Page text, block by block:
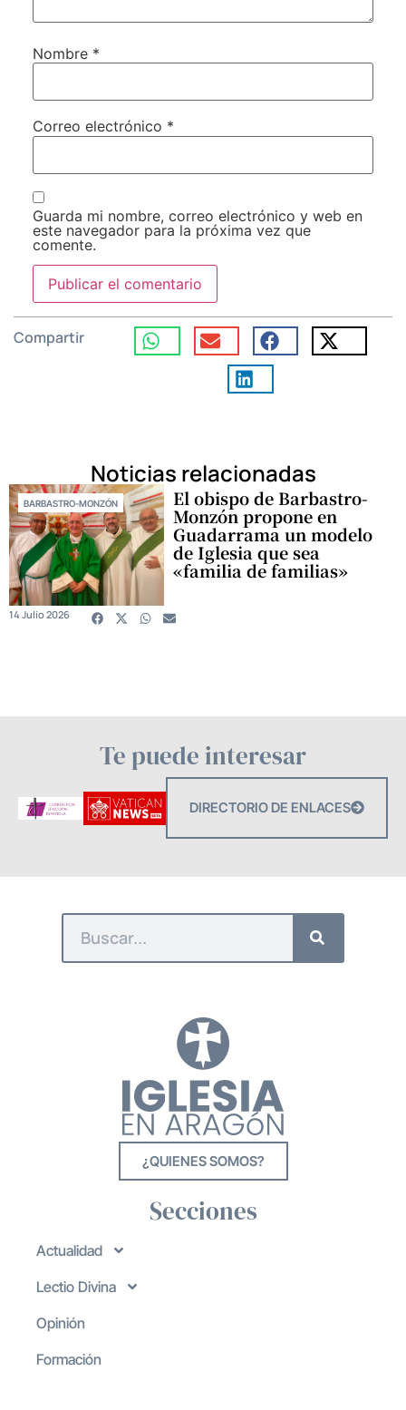
Nombre *
Correo electrónico *
Guarda mi nombre, correo electrónico y web en
este navegador para la próxima vez que
comente.
Compartir
Noticias relacionadas
BARBASTRO-MONZÓN El obispo de Barbastro-
Monzón propone en
Guadarrama un modelo
de Iglesia que sea
«familia de familias»
14 Julio 2026
Te puede interesar
DIRECTORIO DE ENLACES
¿QUIENES SOMOS?
Secciones
Actualidad
Lectio Divina
Opinión
Formación